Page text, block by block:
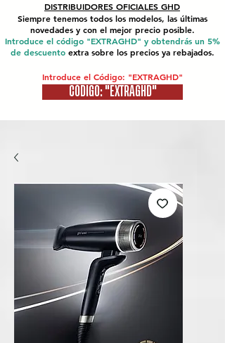
DISTRIBUIDORES OFICIALES GHD
Siempre tenemos todos los modelos, las últimas
novedades y con el mejor precio posible.
Introduce el código "EXTRAGHD" y obtendrás un 5%
de descuento extra sobre los precios ya rebajados.
Introduce el Código: "EXTRAGHD"
CÓDIGO: "EXTRAGHD"